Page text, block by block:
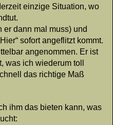
einzige Situation, wo
er dann mal muss) und
sofort angeflitzt kommt.
angenommen. Er ist
was ich wiederum toll
das richtige Maß
ihm das bieten kann, was